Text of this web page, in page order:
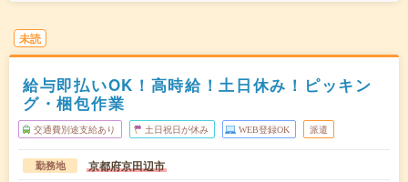
未読
給与即払いOK！高時給！土日休み！ピッキン
グ・梱包作業
交通費別途支給あり 土日祝日が休み WEB登録OK 派遣
勤務地 京都府京田辺市